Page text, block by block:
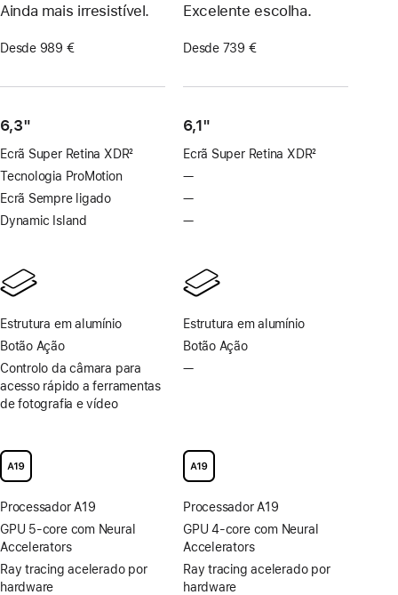
Ainda mais irresistível.
Desde 989 €
6,3"
Ecrã Super Retina XDR
Nota
rodapé
2
Tecnologia ProMotion
Ecrã Sempre ligado
Dynamic Island
Estrutura em alumínio
Botão Ação
Controlo da câmara para
acesso rápido a ferramentas
de fotografia e vídeo
Processador A19
GPU 5-core com Neural
Accelerators
Ray tracing acelerado por
hardware
Excelente escolha.
Desde 739 €
6,1"
Ecrã Super Retina XDR2
—Sem
—Sem
—Sem
Estrutura em alumínio
Botão Ação
—Controlo
rápido
a ferramentas
fotografia
e vídeo
não
disponível
Processador A19
GPU 4-core com Neural
Accelerators
Ray tracing acelerado por
hardware